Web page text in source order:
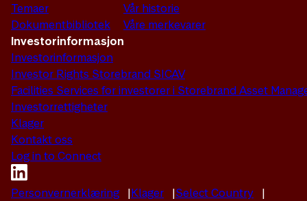
Temaer
Dokumentbibliotek
Vår historie
Våre merkevarer
Investorinformasjon
Investorinformasjon
Investor Rights Storebrand SICAV
Facilities Services for investorer i Storebrand Asset
Investorrettigheter
Klager
Kontakt oss
Log in to Connect
Personvernerklæring Klager
Select Country